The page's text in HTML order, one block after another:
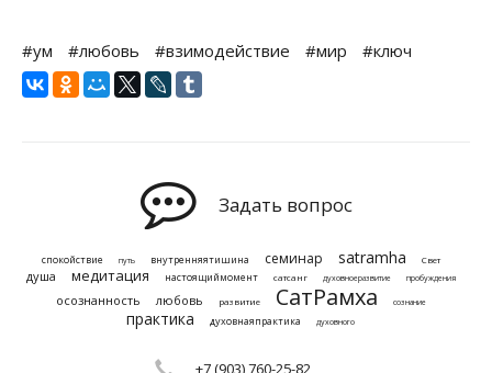
#ум #любовь #взимодействие #мир #ключ
Задать вопрос
спокойствие путь внутренняятишина семинар satramha Свет
душа медитация настоящиймомент сатсанг духовноеразвитие пробуждения
осознанность любовь развитие СатРамха сознание
практика духовнаяпрактика духовного
+7 (903) 760-25-82